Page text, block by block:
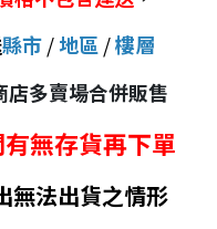
縣市/地區/樓層
多賣場合併販售
無存貨再下單
無法出貨之情形